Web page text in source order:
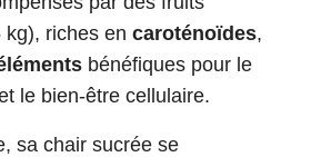
kg), riches en caroténoïdes,
bénéfiques pour le
le bien-être cellulaire.​
sa chair sucrée se